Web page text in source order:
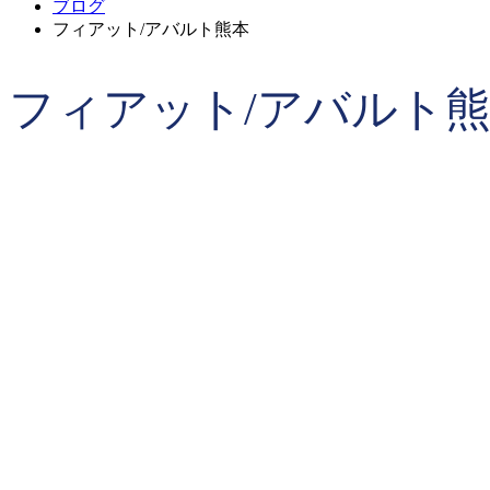
ブログ
フィアット/アバルト熊本
フィアット/アバルト